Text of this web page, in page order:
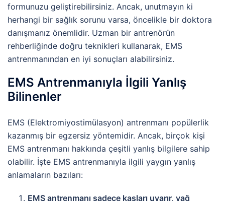
formunuzu geliştirebilirsiniz. Ancak, unutmayın ki
herhangi bir sağlık sorunu varsa, öncelikle bir doktora
danışmanız önemlidir. Uzman bir antrenörün
rehberliğinde doğru teknikleri kullanarak, EMS
antrenmanından en iyi sonuçları alabilirsiniz.
EMS Antrenmanıyla İlgili Yanlış
Bilinenler
EMS (Elektromiyostimülasyon) antrenmanı popülerlik
kazanmış bir egzersiz yöntemidir. Ancak, birçok kişi
EMS antrenmanı hakkında çeşitli yanlış bilgilere sahip
olabilir. İşte EMS antrenmanıyla ilgili yaygın yanlış
anlamaların bazıları:
EMS antrenmanı sadece kasları uyarır, yağ